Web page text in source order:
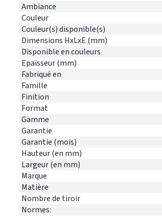
Ambiance
Couleur
Couleur(s) disponible(s)
Dimensions HxLxE (mm)
Disponible en couleurs
Epaisseur (mm)
Fabriqué en
Famille
Finition
Format
Gamme
Garantie
Garantie (mois)
Hauteur (en mm)
Largeur (en mm)
Marque
Matière
Nombre de tiroir
Normes: